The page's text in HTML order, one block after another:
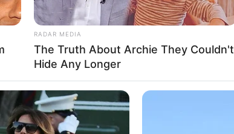
vickyalaydrus)
Abidin
RADAR MEDIA
The Truth About Archie They Couldn't
Hide Any Longer